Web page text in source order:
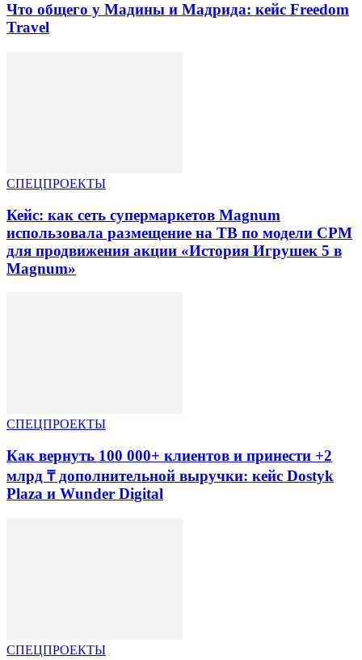
Что общего у Мадины и Мадрида: кейс Freedom
Travel
СПЕЦПРОЕКТЫ
Кейс: как сеть супермаркетов Magnum
использовала размещение на ТВ по модели CPM
для продвижения акции «История Игрушек 5 в
Magnum»
СПЕЦПРОЕКТЫ
Как вернуть 100 000+ клиентов и принести +2
млрд ₸ дополнительной выручки: кейс Dostyk
Plaza и Wunder Digital
СПЕЦПРОЕКТЫ